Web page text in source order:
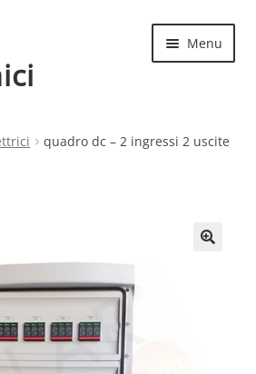
Menu
quadro dc – 2 ingressi 2 uscite